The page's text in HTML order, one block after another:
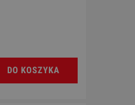
DO KOSZYKA